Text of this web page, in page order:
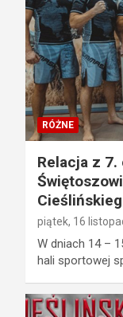
RÓŻNE
Relacja z
piątek, 16
W dniach 14 –
hali sportowej